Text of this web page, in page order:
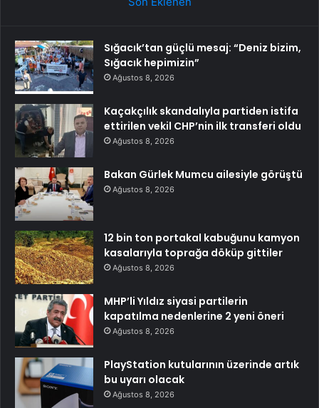
Sığacık’tan güçlü mesaj: “Deniz bizim,
Sığacık hepimizin”
Ağustos 8, 2026
Kaçakçılık skandalıyla partiden istifa
ettirilen vekil CHP’nin ilk transferi oldu
Ağustos 8, 2026
Bakan Gürlek Mumcu ailesiyle görüştü
Ağustos 8, 2026
12 bin ton portakal kabuğunu kamyon
kasalarıyla toprağa döküp gittiler
Ağustos 8, 2026
MHP’li Yıldız siyasi partilerin
kapatılma nedenlerine 2 yeni öneri
Ağustos 8, 2026
PlayStation kutularının üzerinde artık
bu uyarı olacak
Ağustos 8, 2026